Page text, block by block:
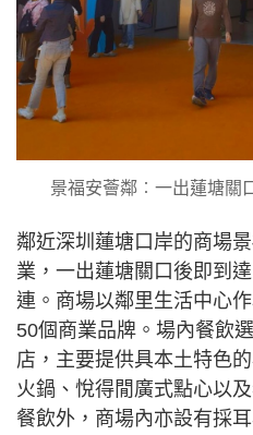
景福安薈鄰︰一出蓮塘關
鄰近深圳蓮塘口岸的商場
業，一出蓮塘關口後即到
連。商場以鄰里生活中心
50個商業品牌。場內餐飲
店，主要提供具本土特色
火鍋、悅得閒廣式點心以
餐飲外，商場內亦設有採